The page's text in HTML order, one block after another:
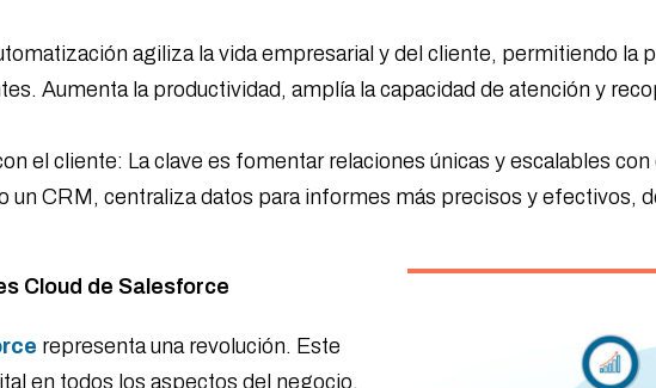
agiliza la vida empresarial y del cliente, permitiendo la
Aumenta la productividad, amplía la capacidad de atención y
el cliente: La clave es fomentar relaciones únicas y escalables
un CRM, centraliza datos para informes más precisos y efectivos,
Cloud de Salesforce
representa una revolución. Este
en todos los aspectos del negocio,